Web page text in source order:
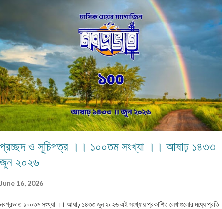
পাথরখচিত প্রাচীন লিপি। তুমি হয়ে গেছো আমার নীরব কান্না, প্রতিটি লিখতে না পারা কবিতা আমার
ভাঙা আত্মার লুকানো আর্তনাদ। তোমার স্পর্শ নেই, নেই আমাদের সম্পর্কের কোন নাম— তবু তুমি আছো
অদৃশ্য, অমোঘ, যেন প্রতিটি ক্ষতচিহ্নে চিরন্তন বসবাস করা এক নিঃশব্দ মৃত্যু। ক্ষত-নিবদ্ধ বাঁশি… প্রিয়
“বাংলাবিদ” আমার, কি এক আশ্চর্য সমর্পণ তন্ময়তা, মোহময় আকর্ষণ, বকুলের বিহ্বল ঘ্রাণ তোমার সত্তায়!
তোমার বিস্তীর্ণ গালিচা থেকে বিদীর্ণ হয়ে আজ আমি বিচ্ছেদের নিঃ...
প্রচ্ছদ ও সূচিপত্র ।। ১০০তম সংখ্যা ।। আষাঢ় ১৪৩৩
জুন ২০২৬
June 16, 2026
নবপ্রভাত ১০০তম সংখ্যা ।। আষাঢ় ১৪৩৩ জুন ২০২৬ এই সংখ্যায় প্রকাশিত লেখাগুলোর মধ্যে প্রতি